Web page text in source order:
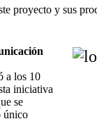
proyecto y sus
a los 10
iniciativa
se
único